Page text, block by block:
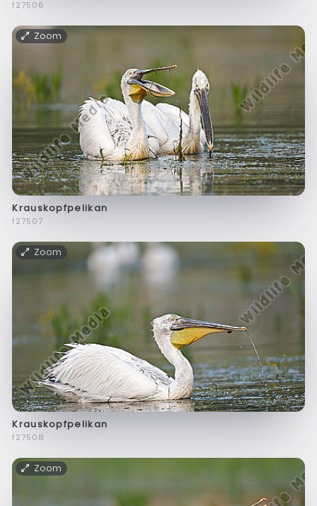
f27506
Zoom
Krauskopfpelikan
f27507
Zoom
Krauskopfpelikan
f27508
Zoom